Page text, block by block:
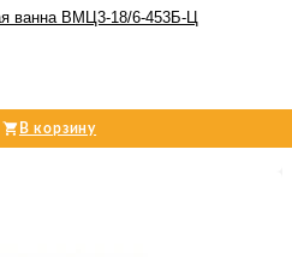
ванна ВМЦ3-18/6-453Б-Ц
В корзину